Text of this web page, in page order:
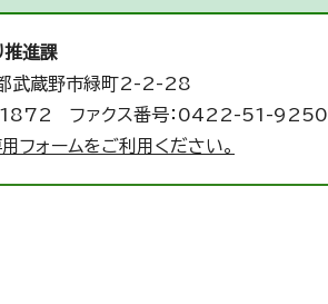
推進課
蔵野市緑町2-2-28
ファクス番号：0422-51-9250
フォームをご利用ください。